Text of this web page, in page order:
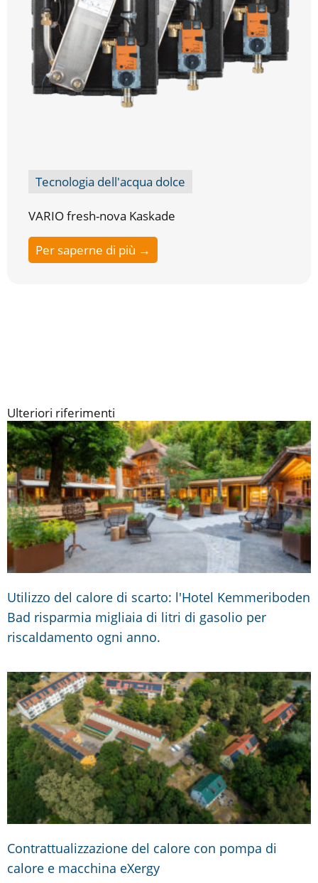
Tecnologia dell'acqua dolce
VARIO fresh-nova Kaskade
Per saperne di più →
Ulteriori riferimenti
Utilizzo del calore di scarto: l'Hotel Kemmeriboden
Bad risparmia migliaia di litri di gasolio per
riscaldamento ogni anno.
Contrattualizzazione del calore con pompa di
calore e macchina eXergy